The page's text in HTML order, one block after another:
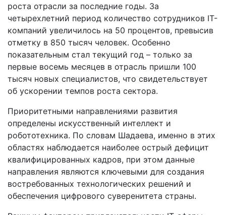
роста отрасли за последние годы. За
четырехлетний период количество сотрудников IT-
компаний увеличилось на 50 процентов, превысив
отметку в 850 тысяч человек. Особенно
показательным стал текущий год – только за
первые восемь месяцев в отрасль пришли 100
тысяч новых специалистов, что свидетельствует
об ускорении темпов роста сектора.
Приоритетными направлениями развития
определены искусственный интеллект и
робототехника. По словам Шадаева, именно в этих
областях наблюдается наиболее острый дефицит
квалифицированных кадров, при этом данные
направления являются ключевыми для создания
востребованных технологических решений и
обеспечения цифрового суверенитета страны.